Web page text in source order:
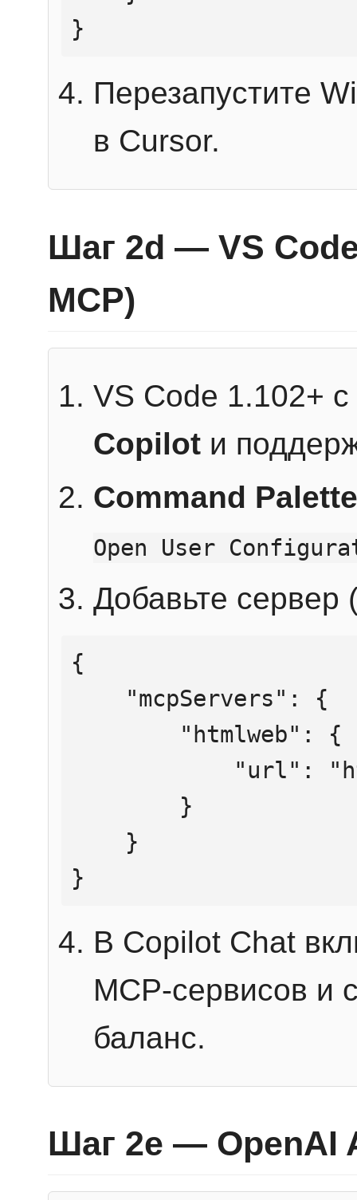
}
Перезапустите
в Cursor.
Шаг 2d — VS
MCP)
VS Code 1.102+
Copilot и
Command Palette
Open User
Добавьте сервер
{
}
В Copilot Chat
MCP-сервисов и
баланс.
Шаг 2e — OpenAI